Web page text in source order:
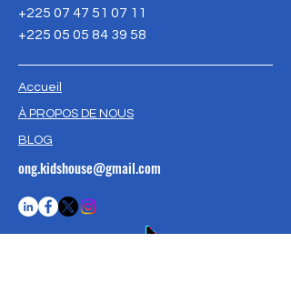
+225 07 47 51 07 11
+225 05 05 84 39 58
Accueil
À PROPOS DE NOUS
BLOG
ong.kidshouse@gmail.com